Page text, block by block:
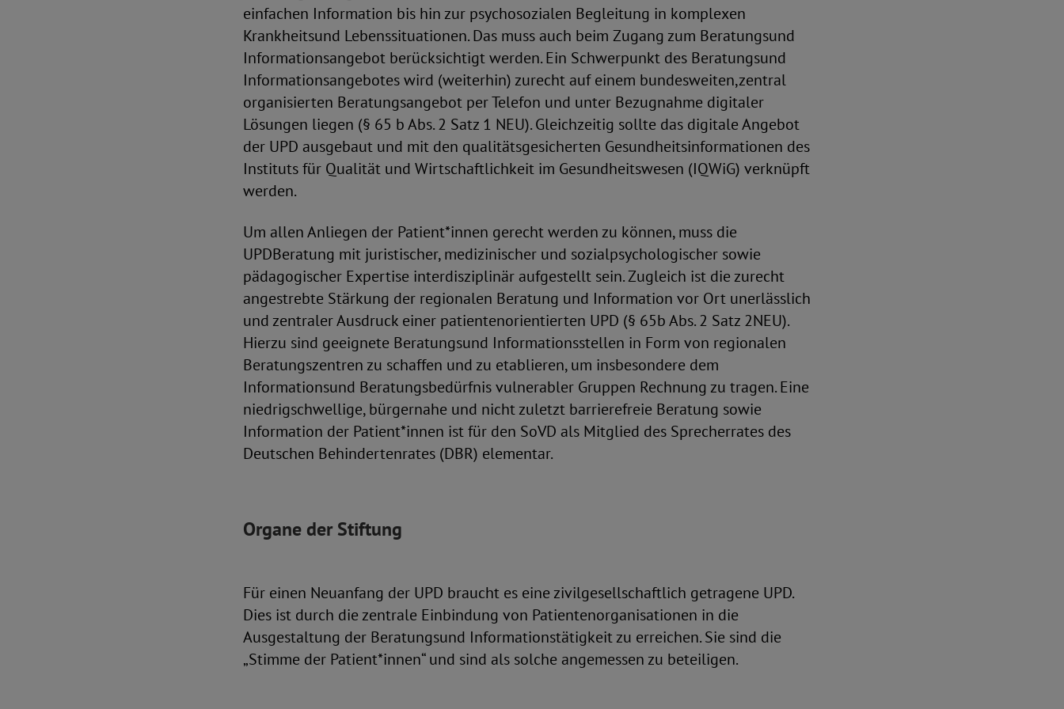
einfachen Information bis hin zur psychosozialen Begleitung in komplexen
Krankheitsund Lebenssituationen. Das muss auch beim Zugang zum Beratungsund
Informationsangebot berücksichtigt werden. Ein Schwerpunkt des Beratungsund
Informationsangebotes wird (weiterhin) zurecht auf einem bundesweiten,zentral
organisierten Beratungsangebot per Telefon und unter Bezugnahme digitaler
Lösungen liegen (§ 65 b Abs. 2 Satz 1 NEU). Gleichzeitig sollte das digitale Angebot
der UPD ausgebaut und mit den qualitätsgesicherten Gesundheitsinformationen des
Instituts für Qualität und Wirtschaftlichkeit im Gesundheitswesen (IQWiG) verknüpft
werden.
Um allen Anliegen der Patient*innen gerecht werden zu können, muss die
UPDBeratung mit juristischer, medizinischer und sozialpsychologischer sowie
pädagogischer Expertise interdisziplinär aufgestellt sein. Zugleich ist die zurecht
angestrebte Stärkung der regionalen Beratung und Information vor Ort unerlässlich
und zentraler Ausdruck einer patientenorientierten UPD (§ 65b Abs. 2 Satz 2NEU).
Hierzu sind geeignete Beratungsund Informationsstellen in Form von regionalen
Beratungszentren zu schaffen und zu etablieren, um insbesondere dem
Informationsund Beratungsbedürfnis vulnerabler Gruppen Rechnung zu tragen. Eine
niedrigschwellige, bürgernahe und nicht zuletzt barrierefreie Beratung sowie
Information der Patient*innen ist für den SoVD als Mitglied des Sprecherrates des
Deutschen Behindertenrates (DBR) elementar.
Organe der Stiftung
Für einen Neuanfang der UPD braucht es eine zivilgesellschaftlich getragene UPD.
Dies ist durch die zentrale Einbindung von Patientenorganisationen in die
Ausgestaltung der Beratungsund Informationstätigkeit zu erreichen. Sie sind die
„Stimme der Patient*innen“ und sind als solche angemessen zu beteiligen.